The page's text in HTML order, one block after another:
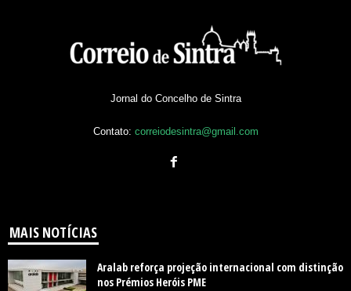
Jornal do Concelho de Sintra
Contato: correiodesintra@gmail.com
MAIS NOTÍCIAS
Aralab reforça projeção internacional com distinção
nos Prémios Heróis PME